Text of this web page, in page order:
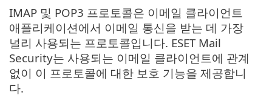
IMAP 및 POP3 프로토콜은 이메일 클라이언트
애플리케이션에서 이메일 통신을 받는 데 가장
널리 사용되는 프로토콜입니다. ESET Mail
Security는 사용되는 이메일 클라이언트에 관계
없이 이 프로토콜에 대한 보호 기능을 제공합니
다.